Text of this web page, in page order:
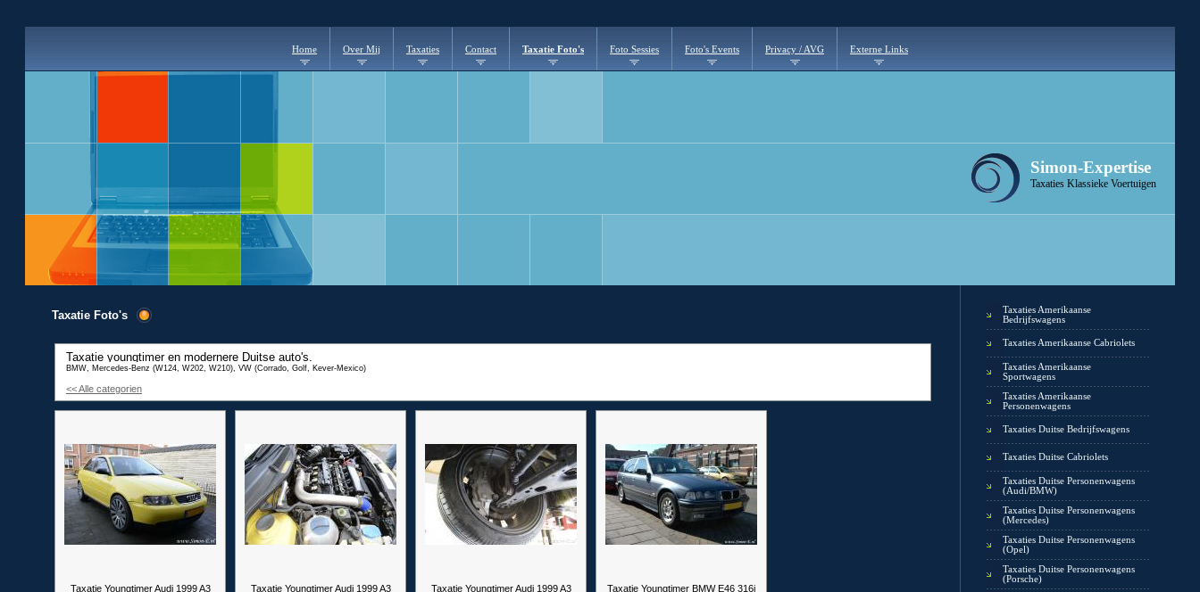
Home Over Mij Taxaties Contact Taxatie Foto's Foto Sessies Foto's Events Privacy / AVG Externe Links
Simon-Expertise
Taxaties Klassieke Voertuigen
Taxatie Foto's
Taxatie youngtimer en modernere Duitse auto's.
BMW, Mercedes-Benz (W124, W202, W210), VW (Corrado, Golf, Kever-Mexico)
<< Alle categorien
Taxatie Youngtimer Audi 1999 A3
Taxatie Youngtimer Audi 1999 A3
Taxatie Youngtimer Audi 1999 A3
Taxatie Youngtimer BMW E46 316i
Taxaties Amerikaanse
Bedrijfswagens
Taxaties Amerikaanse Cabriolets
Taxaties Amerikaanse
Sportwagens
Taxaties Amerikaanse
Personenwagens
Taxaties Duitse Bedrijfswagens
Taxaties Duitse Cabriolets
Taxaties Duitse Personenwagens
(Audi/BMW)
Taxaties Duitse Personenwagens
(Mercedes)
Taxaties Duitse Personenwagens
(Opel)
Taxaties Duitse Personenwagens
(Porsche)